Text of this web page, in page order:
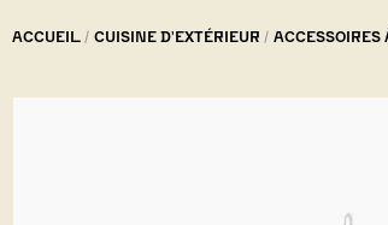
ACCUEIL CUISINE D'EXTÉRIEUR